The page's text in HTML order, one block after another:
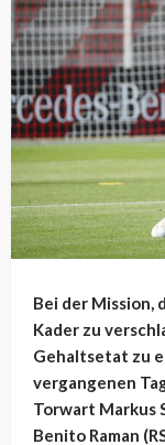
Bei der Mission,
Kader zu
Gehaltsetat zu
vergangenen
Torwart Markus
Benito Raman